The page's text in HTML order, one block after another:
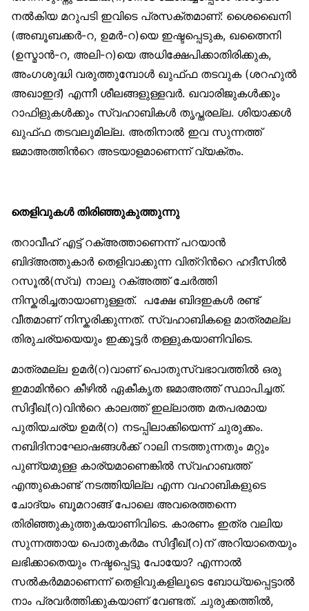
നല്‍കിയ മറുപടി ഇവിടെ പ്രസക്തമാണ്: ശൈഖൈനി
(അബൂബക്കര്‍-റ, ഉമര്‍-റ)യെ ഇഷ്ടപ്പെടുക, ഖത്നൈനി
(ഉസ്മാന്‍-റ, അലി-റ)യെ അധിക്ഷേപിക്കാതിരിക്കുക,
അംഗശുദ്ധി വരുത്തുമ്പോള്‍ ഖുഫ്ഫ തടവുക (ശറഹുല്‍
അഖാഇദ്) എന്നീ ശീലങ്ങളുള്ളവര്‍. ഖവാരിജുകള്‍ക്കും
റാഫിളുകള്‍ക്കും സ്വഹാബികള്‍ തൃപ്തരല്ല. ശിയാക്കള്‍
ഖുഫ്ഫ തടവലുമില്ല. അതിനാല്‍ ഇവ സുന്നത്ത്
ജമാഅത്തിന്‍റെ അടയാളമാണെന്ന് വ്യക്തം.
തെളിവുകള്‍ തിരിഞ്ഞുകുത്തുന്നു
തറാവീഹ് എട്ട് റക്അത്താണെന്ന് പറയാന്‍
ബിദ്അത്തുകാര്‍ തെളിവാക്കുന്ന വിത്റിന്‍റെ ഹദീസില്‍
റസൂല്‍(സ്വ) നാലു റക്അത്ത് ചേര്‍ത്തി
നിസ്കരിച്ചതായാണുള്ളത്. പക്ഷേ ബിദഇകള്‍ രണ്ട്
വീതമാണ് നിസ്കരിക്കുന്നത്. സ്വഹാബികളെ മാത്രമല്ല
തിരുചര്യയെയും ഇക്കൂട്ടര്‍ തള്ളുകയാണിവിടെ.
മാത്രമല്ല ഉമര്‍(റ)വാണ് പൊതുസ്വഭാവത്തില്‍ ഒരു
ഇമാമിന്‍റെ കീഴില്‍ ഏകീകൃത ജമാഅത്ത് സ്ഥാപിച്ചത്.
സിദ്ദീഖ്(റ)വിന്‍റെ കാലത്ത് ഇല്ലാത്ത മതപരമായ
പുതിയചര്യ ഉമര്‍(റ) നടപ്പിലാക്കിയെന്ന് ചുരുക്കം.
നബിദിനാഘോഷങ്ങള്‍ക്ക് റാലി നടത്തുന്നതും മറ്റും
പുണ്യമുള്ള കാര്യമാണെങ്കില്‍ സ്വഹാബത്ത്
എന്തുകൊണ്ട് നടത്തിയില്ല എന്ന വഹാബികളുടെ
ചോദ്യം ബൂമറാങ്ങ് പോലെ അവരെത്തന്നെ
തിരിഞ്ഞുകുത്തുകയാണിവിടെ. കാരണം ഇത്ര വലിയ
സുന്നത്തായ പൊതുകര്‍മം സിദ്ദീഖ്(റ)ന് അറിയാതെയും
ലഭിക്കാതെയും നഷ്ടപ്പെട്ടു പോയോ? എന്നാല്‍
സല്‍കര്‍മമാണെന്ന് തെളിവുകളിലൂടെ ബോധ്യപ്പെട്ടാല്‍
നാം പ്രവര്‍ത്തിക്കുകയാണ് വേണ്ടത്. ചുരുക്കത്തില്‍,